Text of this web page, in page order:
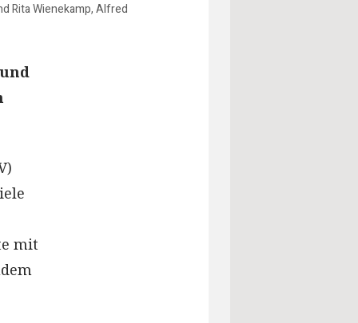
Rita Wienekamp, Alfred
mit